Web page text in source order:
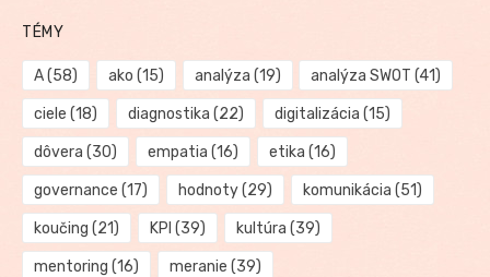
TÉMY
A(58) ako (15) analýza (19) analýza SWOT (41)
ciele (18) diagnostika (22) digitalizácia (15)
dôvera (30) empatia (16) etika (16)
governance (17) hodnoty(29) komunikácia (51)
koučing (21) KPI (39) kultúra (39)
mentoring (16) meranie (39)